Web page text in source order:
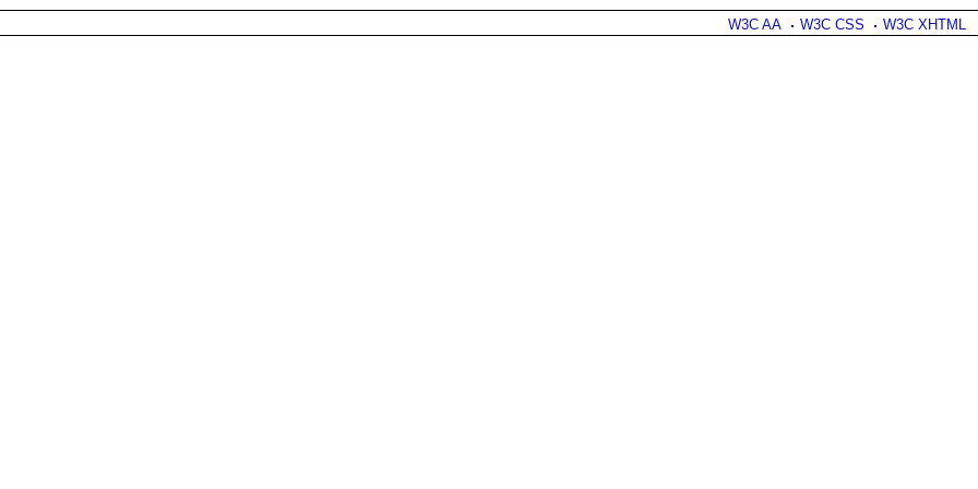
W3C AA W3C CSS W3C XHTML